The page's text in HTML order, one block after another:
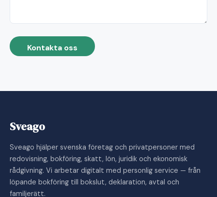
Kontakta oss
Sveago
Sveago hjälper svenska företag och privatpersoner med
redovisning, bokföring, skatt, lön, juridik och ekonomisk
rådgivning. Vi arbetar digitalt med personlig service — från
löpande bokföring till bokslut, deklaration, avtal och
familjerätt.